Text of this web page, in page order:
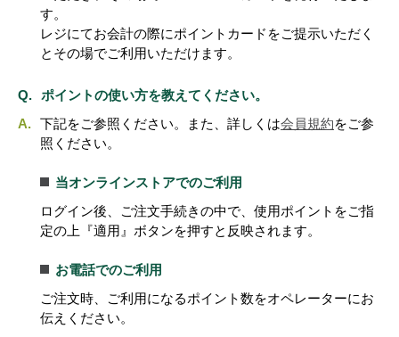
す。
レジにてお会計の際にポイントカードをご提示いただく
とその場でご利用いただけます。
ポイントの使い方を教えてください。
下記をご参照ください。また、詳しくは会員規約をご参
照ください。
当オンラインストアでのご利用
ログイン後、ご注文手続きの中で、使用ポイントをご指
定の上『適用』ボタンを押すと反映されます。
お電話でのご利用
ご注文時、ご利用になるポイント数をオペレーターにお
伝えください。